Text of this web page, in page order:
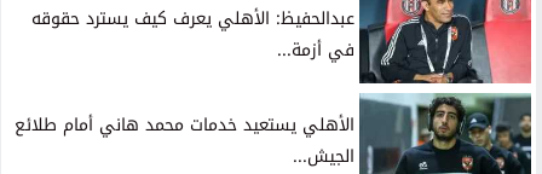
عبدالحفيظ: الأهلي يعرف كيف يسترد حقوقه
في أزمة...
الأهلي يستعيد خدمات محمد هاني أمام طلائع
الجيش...